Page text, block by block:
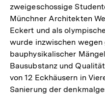
zweigeschossige
Münchner Architekten
Eckert und als
wurde inzwischen
bauphysikalischer
Bausubstanz und
von 12 Eckhäusern in
Sanierung der